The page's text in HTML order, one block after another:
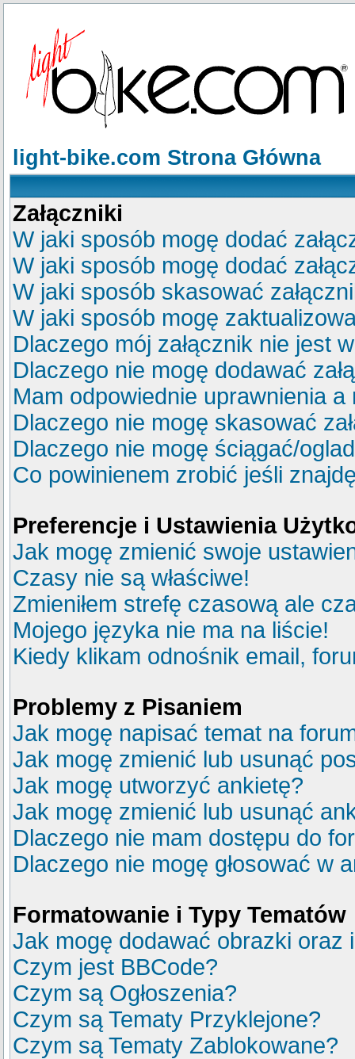
light-bike.com Strona Główna
Załączniki
W jaki sposób mogę dodać
W jaki sposób mogę dodać
W jaki sposób skasować
W jaki sposób mogę
Dlaczego mój załącznik nie jest
Dlaczego nie mogę dodawać
Mam odpowiednie uprawnienia
Dlaczego nie mogę skasować
Dlaczego nie mogę ściągać/
Co powinienem zrobić jeśli
Preferencje i Ustawienia
Jak mogę zmienić swoje
Czasy nie są właściwe!
Zmieniłem strefę czasową ale
Mojego języka nie ma na liście!
Kiedy klikam odnośnik email,
Problemy z Pisaniem
Jak mogę napisać temat na
Jak mogę zmienić lub usunąć
Jak mogę utworzyć ankietę?
Jak mogę zmienić lub usunąć
Dlaczego nie mam dostępu do
Dlaczego nie mogę głosować w
Formatowanie i Typy Tematów
Jak mogę dodawać obrazki oraz
Czym jest BBCode?
Czym są Ogłoszenia?
Czym są Tematy Przyklejone?
Czym są Tematy Zablokowane?